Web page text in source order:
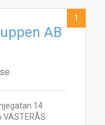
AB
14
VÄSTERÅS
1